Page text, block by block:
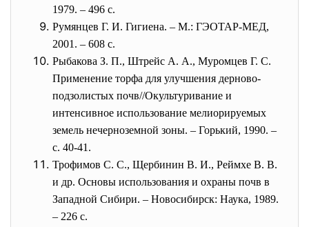
1979. – 496 с.
Румянцев Г. И. Гигиена. – М.: ГЭОТАР-МЕД,
2001. – 608 с.
Рыбакова З. П., Штрейс А. А., Муромцев Г. С.
Применение торфа для улучшения дерново-
подзолистых почв//Окультуривание и
интенсивное использование мелиорируемых
земель нечерноземной зоны. – Горький, 1990. –
с. 40-41.
Трофимов С. С., Щербинин В. И., Реймхе В. В.
и др. Основы использования и охраны почв в
Западной Сибири. – Новосибирск: Наука, 1989.
– 226 с.